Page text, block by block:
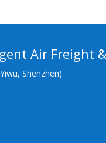
Air Freight
Shenzhen)